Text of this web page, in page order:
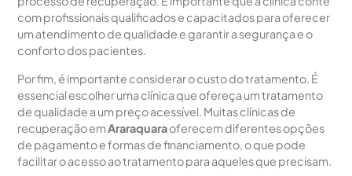
com profissionais qualificados e capacitados para oferecer
um atendimento de qualidade e garantir a segurança e o
conforto dos pacientes.
Por fim, é importante considerar o custo do tratamento. É
essencial escolher uma clínica que ofereça um tratamento
de qualidade a um preço acessível. Muitas clínicas de
recuperação emAraraquaraoferecem diferentes opções
de pagamento e formas de financiamento, o que pode
facilitar o acesso ao tratamento para aqueles que precisam.